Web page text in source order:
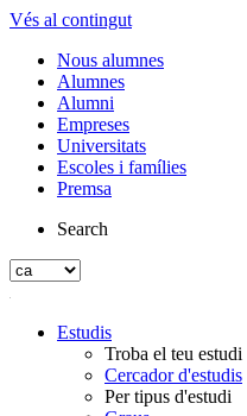
Vés al contingut
Nous alumnes
Alumnes
Alumni
Empreses
Universitats
Escoles i famílies
Premsa
Search
Estudis
Troba el teu estudi
Cercador d'estudis
Per tipus d'estudi